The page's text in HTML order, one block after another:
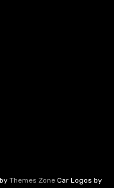
Themes Zone Car Logos by